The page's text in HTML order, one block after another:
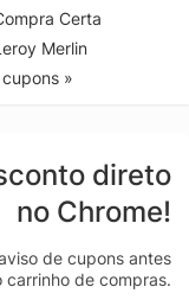
Certa
Merlin
»
direto
no Chrome!
de cupons antes
de compras.